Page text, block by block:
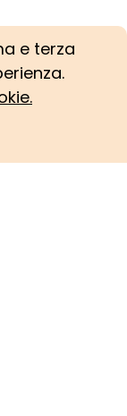
e terza